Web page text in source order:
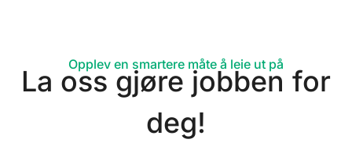
Opplev en smartere måte å leie ut på
La oss gjøre jobben for
deg!